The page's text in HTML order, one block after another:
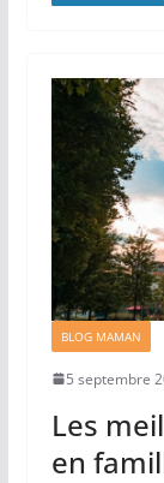
BLOG MAMAN
5 septembre
Les
en